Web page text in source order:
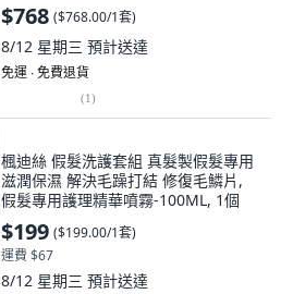
$768 ($768.00/1套)
8/12 星期三 預計送達
免運 ∙ 免費退貨
(1)
楓迪絲 假髮洗護套組 真髮製假髮專用
滋潤保濕 解決毛躁打結 修復毛鱗片,
假髮專用護理精華噴霧-100ML, 1個
$199 ($199.00/1套)
運費 $67
8/12 星期三 預計送達